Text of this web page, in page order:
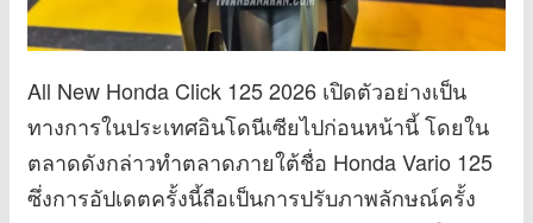
All New Honda Click 125 2026 เปิดตัวอย่างเป็น
ทางการในประเทศอินโดนีเซียไปก่อนหน้านี้ โดยใน
ตลาดดังกล่าวทำตลาดภายใต้ชื่อ Honda Vario 125
ซึ่งการอัปเดตครั้งนี้ถือเป็นการปรับภาพลักษณ์ครั้ง